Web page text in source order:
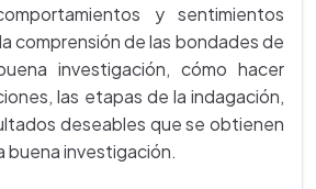
y sentimientos
comprensión de las bondades de
investigación, cómo hacer
las etapas de la indagación,
deseables que se obtienen
buena investigación.